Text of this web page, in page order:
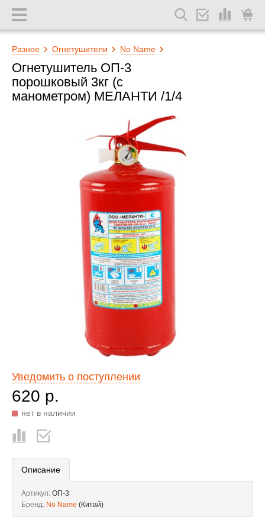
Разное Огнетушители No Name
Огнетушитель ОП-3
порошковый 3кг (с
манометром) МЕЛАНТИ /1/4
Уведомить о поступлении
620 р.
нет в наличии
Описание
Артикул: ОП-3
Бренд: No Name (Китай)